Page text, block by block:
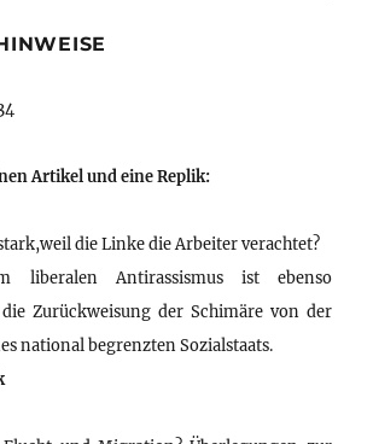
Artikel und eine Replik:
die Linke die Arbeiter verachtet?
liberalen Antirassismus ist ebenso
Zurückweisung der Schimäre von der
national begrenzten Sozialstaats.